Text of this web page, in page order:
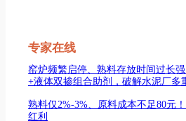
专家在线
窑炉频繁启停、熟料存放时间过长
+液体双掺组合助剂，破解水泥厂多
熟料仅2%-3%、原料成本不足80元
红利